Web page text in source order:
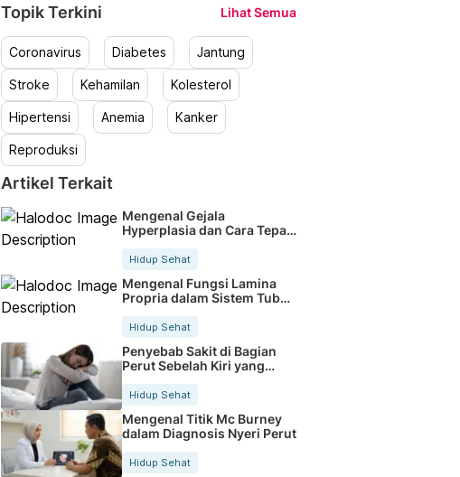
Topik Terkini Lihat Semua
Coronavirus Diabetes Jantung
Stroke Kehamilan Kolesterol
Hipertensi Anemia Kanker
Reproduksi
Artikel Terkait
Mengenal Gejala
Hyperplasia dan Cara Tepat
Hidup Sehat
Mengenal Fungsi Lamina
Propria dalam Sistem Tubuh
Hidup Sehat
Penyebab Sakit di Bagian
Perut Sebelah Kiri yang
Hidup Sehat
Mengenal Titik Mc Burney
dalam Diagnosis Nyeri Perut
Hidup Sehat